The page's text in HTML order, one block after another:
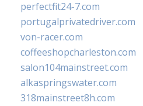
perfectfit24-7.com
portugalprivatedriver.com
von-racer.com
coffeeshopcharleston.com
salon104mainstreet.com
alkaspringswater.com
318mainstreet8h.com